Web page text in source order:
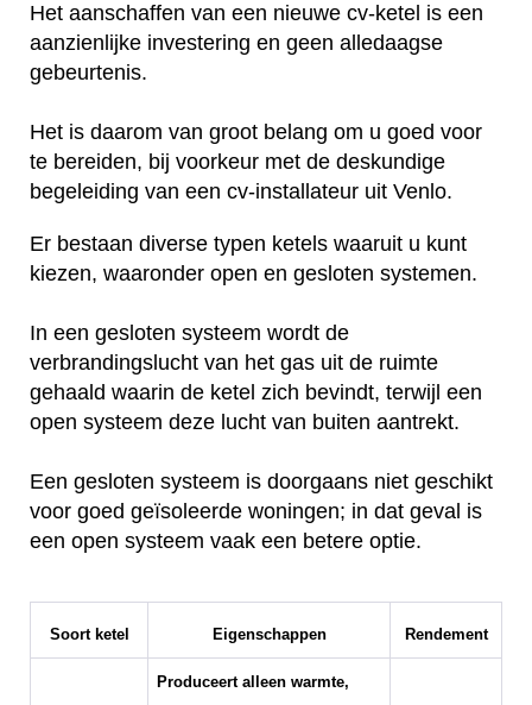
Het aanschaffen van een nieuwe cv-ketel is een
aanzienlijke investering en geen alledaagse
gebeurtenis.
Het is daarom van groot belang om u goed voor
te bereiden, bij voorkeur met de deskundige
begeleiding van een cv-installateur uit Venlo.
Er bestaan diverse typen ketels waaruit u kunt
kiezen, waaronder open en gesloten systemen.
In een gesloten systeem wordt de
verbrandingslucht van het gas uit de ruimte
gehaald waarin de ketel zich bevindt, terwijl een
open systeem deze lucht van buiten aantrekt.
Een gesloten systeem is doorgaans niet geschikt
voor goed geïsoleerde woningen; in dat geval is
een open systeem vaak een betere optie.
Soort ketel Eigenschappen Rendement
Produceert alleen warmte,